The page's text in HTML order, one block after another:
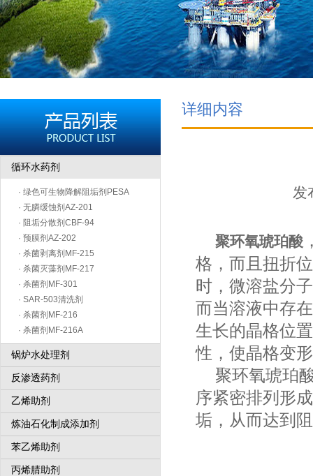
循环水药剂
· 绿色可生物降解阻垢剂PESA
· 无膦缓蚀剂AZ-201
· 阻垢分散剂CBF-94
· 预膜剂AZ-202
· 杀菌剥离剂MF-215
· 杀菌灭藻剂MF-217
· 杀菌剂MF-301
· SAR-503清洗剂
· 杀菌剂MF-216
· 杀菌剂MF-216A
锅炉水处理剂
反渗透药剂
乙烯助剂
炼油石化制成添加剂
苯乙烯助剂
丙烯腈助剂
详细内容
发
聚环氧琥珀酸
格，而且扭折
时，微溶盐分
而当溶液中存
生长的晶格位
性，使晶格变
聚环氧琥珀
序紧密排列形
垢，从而达到